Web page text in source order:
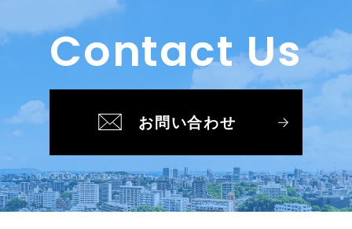
Contact Us
お問い合わせ